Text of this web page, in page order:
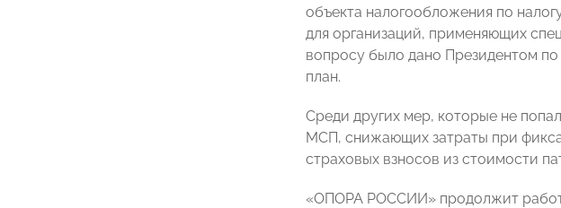
объекта налогообложения по
для организаций, применяющих
вопросу было дано Президентом
план.
Среди других мер, которые не
МСП, снижающих затраты при
страховых взносов из стоимости
«ОПОРА РОССИИ» продолжит